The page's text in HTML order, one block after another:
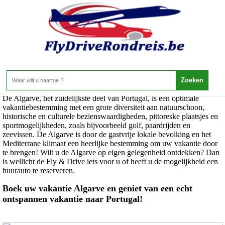
Portugal - Algarve
Home>Portugal>Algarve
De Algarve, het zuidelijkste deel van Portugal, is een optimale
vakantiebestemming met een grote diversiteit aan natuurschoon,
historische en culturele bezienswaardigheden, pittoreske plaatsjes en
sportmogelijkheden, zoals bijvoorbeeld golf, paardrijden en
zeevissen. De Algarve is door de gastvrije lokale bevolking en het
Mediterrane klimaat een heerlijke bestemming om uw vakantie door
te brengen! Wilt u de Algarve op eigen gelegenheid ontdekken? Dan
is wellicht de Fly & Drive iets voor u of heeft u de mogelijkheid een
huurauto te reserveren.
Boek uw vakantie Algarve en geniet van een echt
ontspannen vakantie naar Portugal!